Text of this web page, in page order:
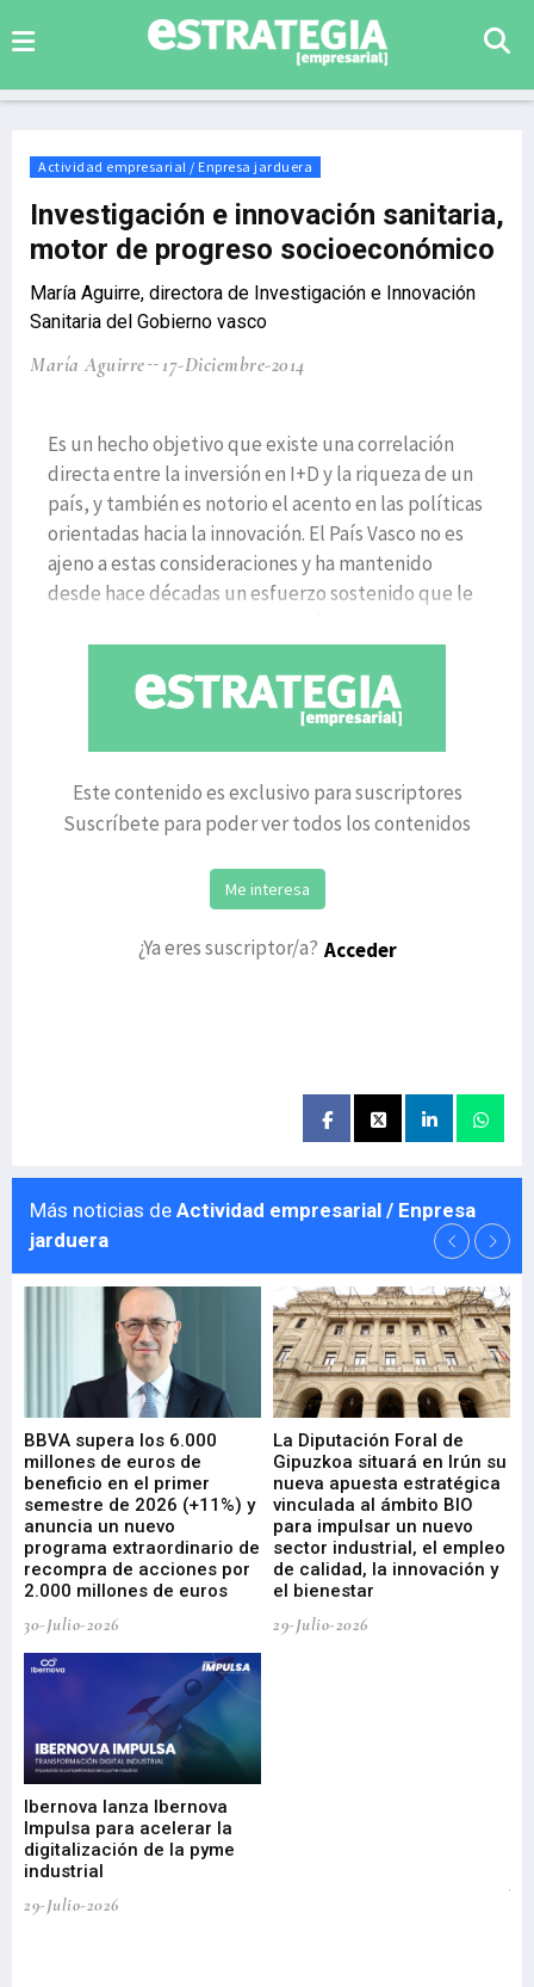
Actividad empresarial / Enpresa jarduera
Investigación e innovación sanitaria,
motor de progreso socioeconómico
María Aguirre, directora de Investigación e Innovación
Sanitaria del Gobierno vasco
María Aguirre 17-Diciembre-2014
Es un hecho objetivo que existe una correlación
directa entre la inversión en I+D y la riqueza de un
país, y también es notorio el acento en las políticas
orientadas hacia la innovación. El País Vasco no es
ajeno a estas consideraciones y ha mantenido
desde hace décadas un esfuerzo sostenido que le
Este contenido es exclusivo para suscriptores
Suscríbete para poder ver todos los contenidos
Me interesa
¿Ya eres suscriptor/a? Acceder
Más noticias de Actividad empresarial / Enpresa
jarduera
BBVA supera los 6.000
millones de euros de
beneficio en el primer
semestre de 2026 (+11%) y
anuncia un nuevo
programa extraordinario de
recompra de acciones por
2.000 millones de euros
30-Julio-2026
La Diputación Foral de
Gipuzkoa situará en Irún su
nueva apuesta estratégica
vinculada al ámbito BIO
para impulsar un nuevo
sector industrial, el empleo
de calidad, la innovación y
el bienestar
29-Julio-2026
Ibernova lanza Ibernova
Impulsa para acelerar la
digitalización de la pyme
industrial
29-Julio-2026